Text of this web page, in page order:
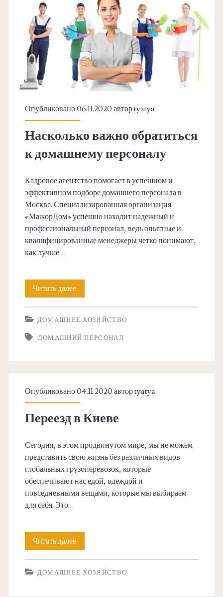
ф
и
г
у
р
д
е
в
ш
к
и
н
о
т
и
н
е
м
е
ц
к
и
х
с
о
в
м
с
Опубликовано 06.11.2020 авторtyatya
Насколько важно обратиться
к домашнему персоналу
Кадровое агентство помогает в успешном и
эффективном подборе домашнего персонала в
Москве. Специализированная организация
«МажорДом» успешно находит надежный и
профессиональный персонал, ведь опытные и
квалифицированные менеджеры четко понимают,
как лучше…
Читать далее
а
с
к
ь
к
в
а
ж
б
р
ДОМАШНЕЕ ХОЗЯЙСТВО
ДОМАШНИЙ ПЕРСОНАЛ
Опубликовано 04.11.2020 авторtyatya
Переезд в Киеве
Сегодня, в этом продвинутом мире, мы не можем
представить свою жизнь без различных видов
глобальных грузоперевозок, которые
обеспечивают нас едой, одеждой и
повседневными вещами, которые мы выбираем
для себя. Это…
Читать далее
е
р
ДОМАШНЕЕ ХОЗЯЙСТВО